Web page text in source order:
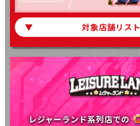
対象店舗リスト
レジャーランド系列店での